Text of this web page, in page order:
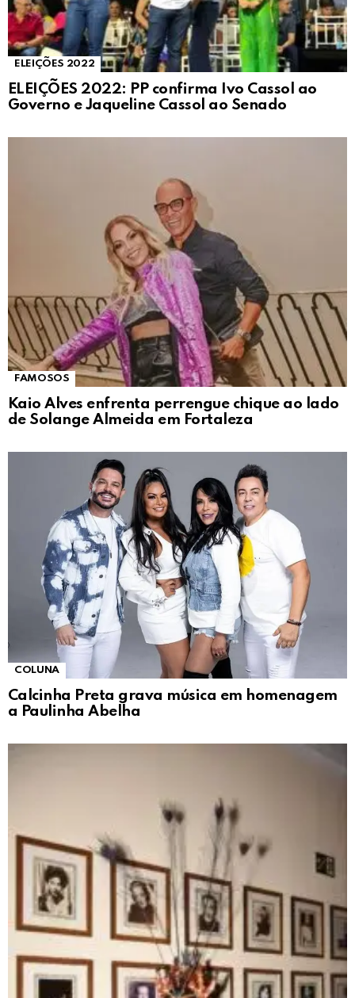
ELEIÇÕES 2022
ELEIÇÕES 2022: PP confirma Ivo Cassol ao
Governo e Jaqueline Cassol ao Senado
FAMOSOS
Kaio Alves enfrenta perrengue chique ao lado
de Solange Almeida em Fortaleza
COLUNA
Calcinha Preta grava música em homenagem
a Paulinha Abelha